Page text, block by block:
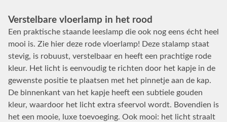
Verstelbare vloerlamp in het rood
Een praktische staande leeslamp die ook nog eens écht heel
mooi is. Zie hier deze rode vloerlamp! Deze stalamp staat
stevig, is robuust, verstelbaar en heeft een prachtige rode
kleur. Het licht is eenvoudig te richten door het kapje in de
gewenste positie te plaatsen met het pinnetje aan de kap.
De binnenkant van het kapje heeft een subtiele gouden
kleur, waardoor het licht extra sfeervol wordt. Bovendien is
het een mooie, luxe toevoeging. Ook mooi: het licht straalt